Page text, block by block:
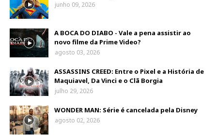
junho 09, 2026
A BOCA DO DIABO - Vale a pena assistir ao
novo filme da Prime Video?
agosto 03, 2026
ASSASSINS CREED: Entre o Pixel e a História de
Maquiavel, Da Vinci e o Clã Borgia
julho 29, 2026
WONDER MAN: Série é cancelada pela Disney
agosto 02, 2026